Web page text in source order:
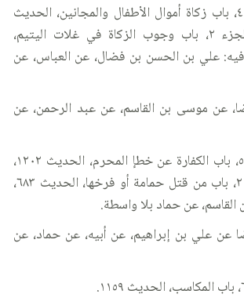
التهذيب: الجزء ٤، باب زكاة أموال الأطفال والمجانين، الحديث
٧٣، والإستبصار: الجزء ٢، باب وجوب الزكاة في غلات اليتيم،
إلا أن فيه: علي بن الحسن بن فضال، عن العباس، عن
عن موسى بن القاسم، عن عبد الرحمن، عن
التهذيب: الجزء ٥، باب الكفارة عن خطإ المحرم، الحديث ١٢٠٢،
والإستبصار: الجزء ٢، باب من قتل حمامة أو فرخها، الحديث ٦٨٣،
عن حماد بلا واسطة.
عن علي بن إبراهيم، عن أبيه، عن حماد، عن